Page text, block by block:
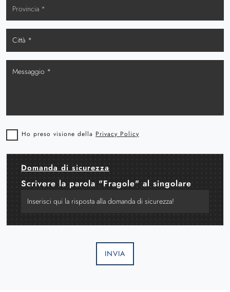
Ho preso visione della Privacy Policy
Domanda di sicurezza
Scrivere la parola "Fragole" al singolare
INVIA